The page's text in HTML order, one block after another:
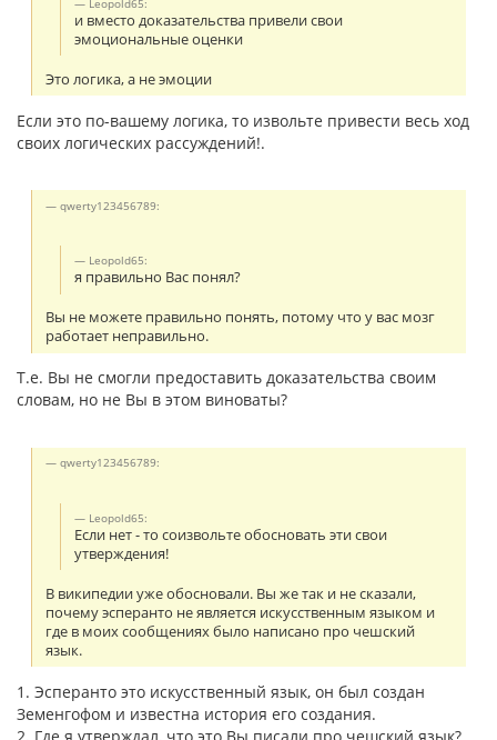
Leopold65:
и вместо доказательства привели свои
эмоциональные оценки
Это логика, а не эмоции
Если это по-вашему логика, то извольте привести весь ход
своих логических рассуждений!.
qwerty123456789:
Leopold65:
я правильно Вас понял?
Вы не можете правильно понять, потому что у вас мозг
работает неправильно.
Т.е. Вы не смогли предоставить доказательства своим
словам, но не Вы в этом виноваты?
qwerty123456789:
Leopold65:
Если нет - то соизвольте обосновать эти свои
утверждения!
В википедии уже обосновали. Вы же так и не сказали,
почему эсперанто не является искусственным языком и
где в моих сообщениях было написано про чешский
язык.
1. Эсперанто это искусственный язык, он был создан
Земенгофом и известна история его создания.